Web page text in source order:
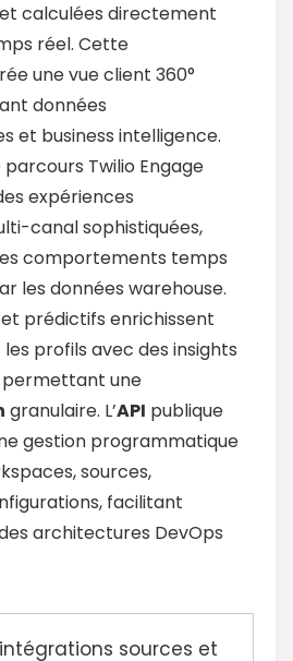
calculées directement
réel. Cette
une vue client 360°
données
et business intelligence.
Twilio Engage
expériences
canal sophistiquées,
comportements temps
les données warehouse.
prédictifs enrichissent
profils avec des insights
permettant une
granulaire. L’API publique
gestion programmatique
sources,
facilitant
architectures DevOps
intégrations sources et